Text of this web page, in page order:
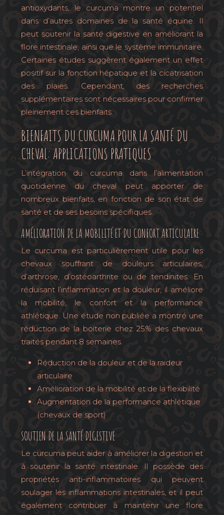
antioxydants, le curcuma montre un potentiel
dans d’autres domaines de la santé équine. Il
peut soutenir la santé digestive en améliorant la
flore intestinale, ainsi que le système immunitaire.
Certaines études suggèrent également un effet
positif sur la fonction hépatique et la cicatrisation
des plaies. Cependant, des recherches
supplémentaires sont nécessaires pour confirmer
pleinement ces bienfaits.
BIENFAITS DU CURCUMA POUR LA SANTÉ DU
CHEVAL: APPLICATIONS PRATIQUES
L’intégration du curcuma dans l’alimentation
quotidienne du cheval peut apporter de
nombreux bienfaits, en fonction de son état de
santé et de ses besoins spécifiques.
AMÉLIORATION DE LA MOBILITÉ ET DU CONFORT ARTICULAIRE
Le curcuma est particulièrement utile pour les
chevaux souffrant de douleurs articulaires,
d’arthrose, d’ostéoarthrite ou de tendinites. En
réduisant l’inflammation et la douleur, il améliore
la mobilité, le confort et la performance
athlétique. Une étude non publiée a montré une
réduction de la boiterie chez 25% des chevaux
traités pendant 8 semaines.
Réduction de la douleur et de la raideur
articulaire
Amélioration de la mobilité et de la flexibilité
Augmentation de la performance athlétique
(chevaux de sport)
SOUTIEN DE LA SANTÉ DIGESTIVE
Le curcuma peut aider à améliorer la digestion et
à soutenir la santé intestinale. Il possède des
propriétés anti-inflammatoires qui peuvent
soulager les inflammations intestinales, et il peut
également contribuer à maintenir une flore